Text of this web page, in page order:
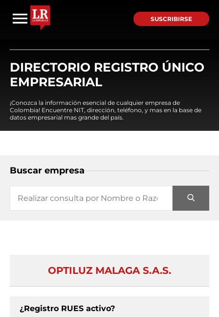
SUSCRIBIRSE
DIRECTORIO REGISTRO ÚNICO
EMPRESARIAL
¡Conozca la información esencial de cualquier empresa de
Colombia! Encuentre NIT, dirección, teléfono, y mas en la base de
datos empresarial mas grande del país.
Buscar empresa
OPTILUZ MALAGA S.A.S.
¿Registro RUES activo?